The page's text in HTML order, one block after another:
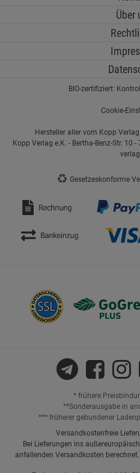
Über
BIO-zertifiziert:
Cookie-
Hersteller aller vom Kopp
Kopp Verlag e.K. - Bertha-Benz-Str. 10
♻ Gesetzeskonforme
* frühere
**Sonderausgabe in
*** früherer gebundener
Versandkostenfreie
Bei Lieferungen ins
anfallenden Versandkosten